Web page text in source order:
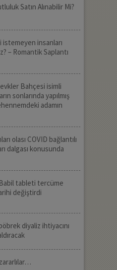
Satın Alınabilir Mi?
istemeyen insanları
– Romantik Saplantı
Bahçesi isimli
sonlarında yapılmış
adamın
olası COVID bağlantılı
dalgası konusunda
Babil tableti tercüme
değiştirdi
diyaliz ihtiyacını